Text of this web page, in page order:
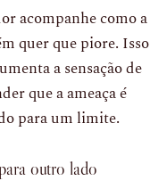
acompanhe como a
quer que piore. Isso
a sensação de
que a ameaça é
para um limite.
outro lado